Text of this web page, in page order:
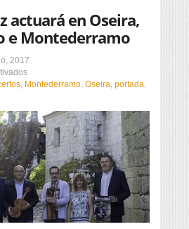
actuará en Oseira,
e Montederramo
2017
en
Carlos
en
Oseira,
Santo
Estevo
e
Montederramo
, Montederramo, Oseira, portada,